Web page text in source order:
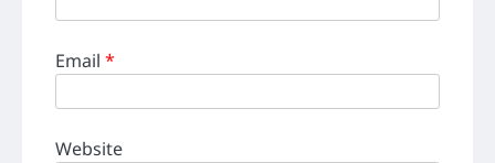
Email *
Website